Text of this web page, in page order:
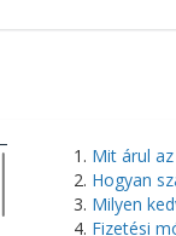
Mit árul
Hogyan
Milyen
Fizetési